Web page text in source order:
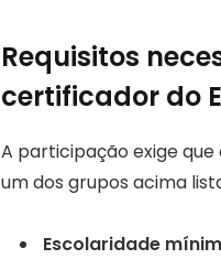
Requisitos
certificador do
A participação exige
um dos grupos acima
Escolaridade